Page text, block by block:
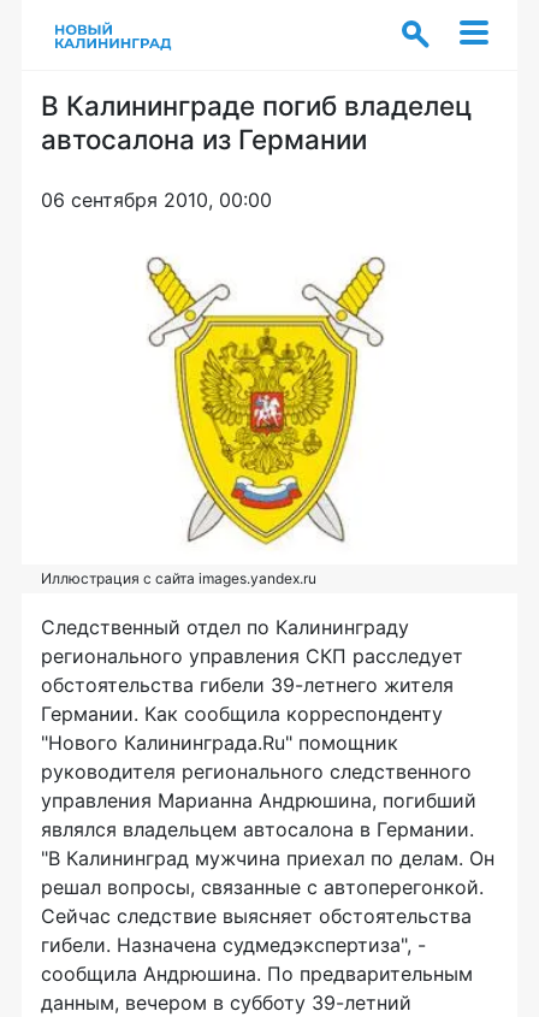
В Калининграде погиб владелец
автосалона из Германии
06 сентября 2010, 00:00
Иллюстрация с сайта images.yandex.ru
Следственный отдел по Калининграду
регионального управления СКП расследует
обстоятельства гибели 39-летнего жителя
Германии. Как сообщила корреспонденту
"Нового Калининграда.Ru" помощник
руководителя регионального следственного
управления Марианна Андрюшина, погибший
являлся владельцем автосалона в Германии.
"В Калининград мужчина приехал по делам. Он
решал вопросы, связанные с автоперегонкой.
Сейчас следствие выясняет обстоятельства
гибели. Назначена судмедэкспертиза", -
сообщила Андрюшина. По предварительным
данным, вечером в субботу 39-летний